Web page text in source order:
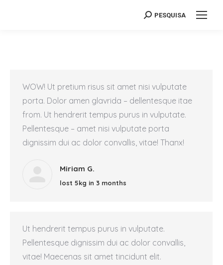
Search:
PESQUISA
WOW! Ut pretium risus sit amet nisi vulputate
porta. Dolor amen glavrida – dellentesque itae
from. Ut hendrerit tempus purus in vulputate.
Pellentesque – amet nisi vulputate porta
dignissim dui ac dolor convallis, vitae! Thanx!
Miriam G.
lost 5kg in 3 months
Ut hendrerit tempus purus in vulputate.
Pellentesque dignissim dui ac dolor convallis,
vitae! Maecenas sit amet tincidunt elit.